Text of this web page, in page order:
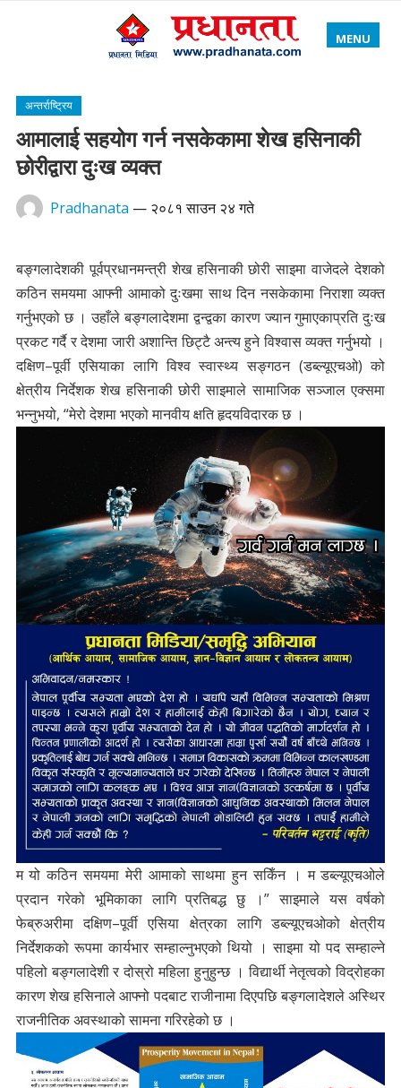
MENU
अन्तर्राष्ट्रिय
आमालाई सहयोग गर्न नसकेकामा शेख हसिनाकी
छोरीद्वारा दुःख व्यक्त
Pradhanata — २०८१ साउन २४ गते
बङ्गलादेशकी पूर्वप्रधानमन्त्री शेख हसिनाकी छोरी साइमा वाजेदले देशको
कठिन समयमा आफ्नी आमाको दुःखमा साथ दिन नसकेकामा निराशा व्यक्त
गर्नुभएको छ । उहाँले बङ्गलादेशमा द्वन्द्वका कारण ज्यान गुमाएकाप्रति दुःख
प्रकट गर्दै र देशमा जारी अशान्ति छिट्टै अन्त्य हुने विश्वास व्यक्त गर्नुभयो ।
दक्षिण–पूर्वी एसियाका लागि विश्व स्वास्थ्य सङ्गठन (डब्ल्यूएचओ) को
क्षेत्रीय निर्देशक शेख हसिनाकी छोरी साइमाले सामाजिक सञ्जाल एक्समा
भन्नुभयो, “मेरो देशमा भएको मानवीय क्षति हृदयविदारक छ ।
म यो कठिन समयमा मेरी आमाको साथमा हुन सकिँन । म डब्ल्यूएचओले
प्रदान गरेको भूमिकाका लागि प्रतिबद्ध छु ।” साइमाले यस वर्षको
फेब्रुअरीमा दक्षिण–पूर्वी एसिया क्षेत्रका लागि डब्ल्यूएचओको क्षेत्रीय
निर्देशकको रूपमा कार्यभार सम्हाल्नुभएको थियो । साइमा यो पद सम्हाल्ने
पहिलो बङ्गलादेशी र दोस्रो महिला हुनुहुन्छ । विद्यार्थी नेतृत्वको विद्रोहका
कारण शेख हसिनाले आफ्नो पदबाट राजीनामा दिएपछि बङ्गलादेशले अस्थिर
राजनीतिक अवस्थाको सामना गरिरहेको छ ।